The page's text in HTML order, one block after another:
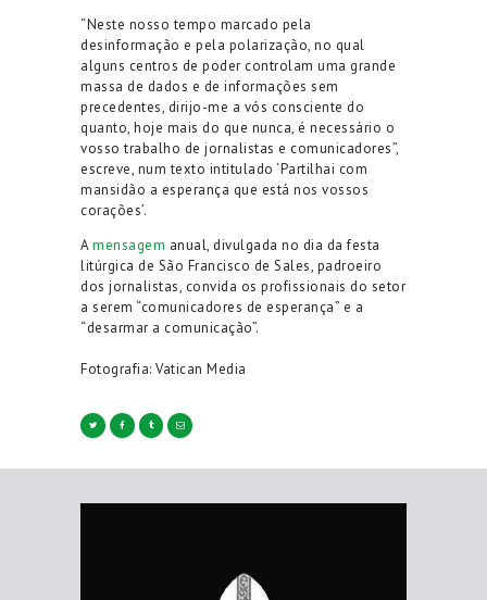
“Neste nosso tempo marcado pela
desinformação e pela polarização, no qual
alguns centros de poder controlam uma grande
massa de dados e de informações sem
precedentes, dirijo-me a vós consciente do
quanto, hoje mais do que nunca, é necessário o
vosso trabalho de jornalistas e comunicadores”,
escreve, num texto intitulado ‘Partilhai com
mansidão a esperança que está nos vossos
corações’.
Amensagem anual, divulgada no dia da festa
litúrgica de São Francisco de Sales, padroeiro
dos jornalistas, convida os profissionais do setor
a serem “comunicadores de esperança” e a
“desarmar a comunicação”.
Fotografia: Vatican Media